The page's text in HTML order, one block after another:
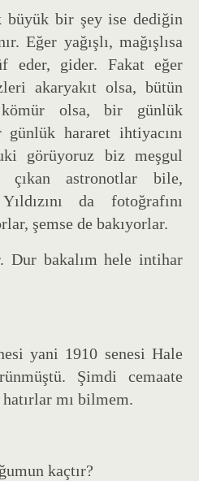
büyük bir şey ise dediğin
Eğer yağışlı, mağışlısa
eder, gider. Fakat eğer
akaryakıt olsa, bütün
kömür olsa, bir günlük
hararet ihtiyacını
görüyoruz biz meşgul
astronotlar bile,
da fotoğrafını
şemse de bakıyorlar.
Dur bakalım hele intihar
yani 1910 senesi Hale
Şimdi cemaate
mı bilmem.
kaçtır?